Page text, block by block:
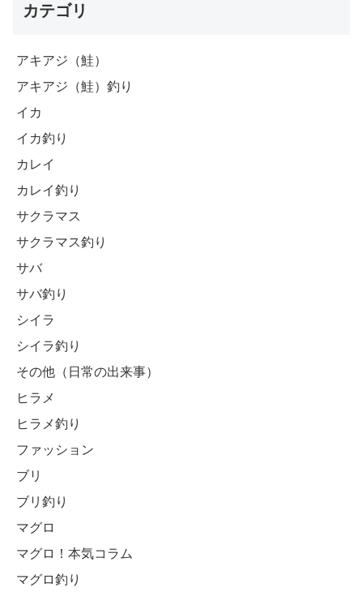
カテゴリ
アキアジ（鮭）
アキアジ（鮭）釣り
イカ
イカ釣り
カレイ
カレイ釣り
サクラマス
サクラマス釣り
サバ
サバ釣り
シイラ
シイラ釣り
その他（日常の出来事）
ヒラメ
ヒラメ釣り
ファッション
ブリ
ブリ釣り
マグロ
マグロ！本気コラム
マグロ釣り